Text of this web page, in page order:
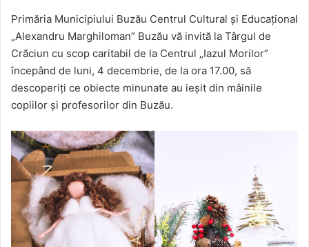
Primăria Municipiului Buzău Centrul Cultural și Educațional
„Alexandru Marghiloman” Buzău vă invită la Târgul de
Crăciun cu scop caritabil de la Centrul „Iazul Morilor”
începând de luni, 4 decembrie, de la ora 17.00, să
descoperiți ce obiecte minunate au ieșit din mâinile
copiilor și profesorilor din Buzău.